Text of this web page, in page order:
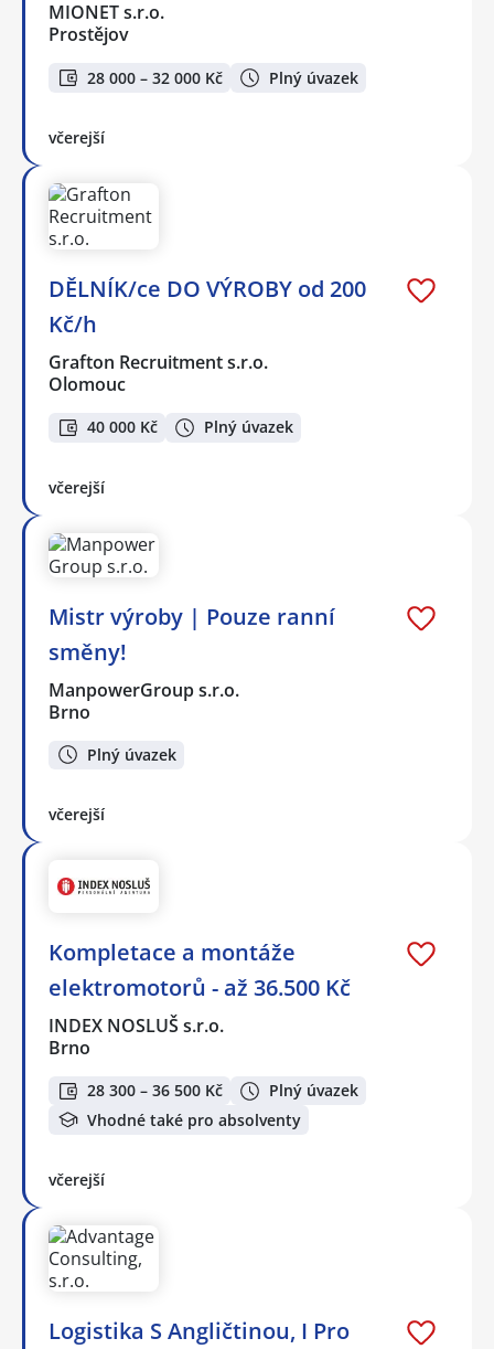
MIONET s.r.o.
Prostějov
28 000 – 32 000 Kč Plný úvazek
včerejší
DĚLNÍK/ce DO VÝROBY od 200
Kč/h
Grafton Recruitment s.r.o.
Olomouc
40 000 Kč Plný úvazek
včerejší
Mistr výroby | Pouze ranní
směny!
ManpowerGroup s.r.o.
Brno
Plný úvazek
včerejší
Kompletace a montáže
elektromotorů - až 36.500 Kč
INDEX NOSLUŠ s.r.o.
Brno
28 300 – 36 500 Kč
Plný úvazek
Vhodné také pro absolventy
včerejší
Logistika S Angličtinou, I Pro